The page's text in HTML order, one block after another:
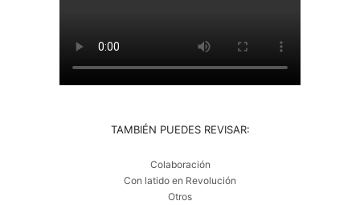
TAMBIÉN PUEDES REVISAR:
Colaboración
Con latido en Revolución
Otros